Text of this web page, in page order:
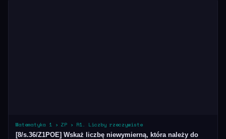
Matematyka 1 › ZP › R1. Liczby rzeczywiste
[8/s.36/Z1POE] Wskaż liczbę niewymierną, która należy do